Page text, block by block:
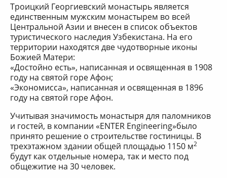
Троицкий Георгиевский монастырь является
единственным мужским монастырем во всей
Центральной Азии и внесен в список объектов
туристического наследия Узбекистана. На его
территории находятся две чудотворные иконы
Божией Матери:
«Достойно есть», написанная и освященная в 1908
году на святой горе Афон;
«Экономисса», написанная и освященная в 1896
году на святой горе Афон.
Учитывая значимость монастыря для паломников
и гостей, в компании «ENTER Engineering»было
принято решение о строительстве гостиницы. В
трехэтажном здании общей площадью 1150 м2
будут как отдельные номера, так и место под
общежитие на 30 человек.